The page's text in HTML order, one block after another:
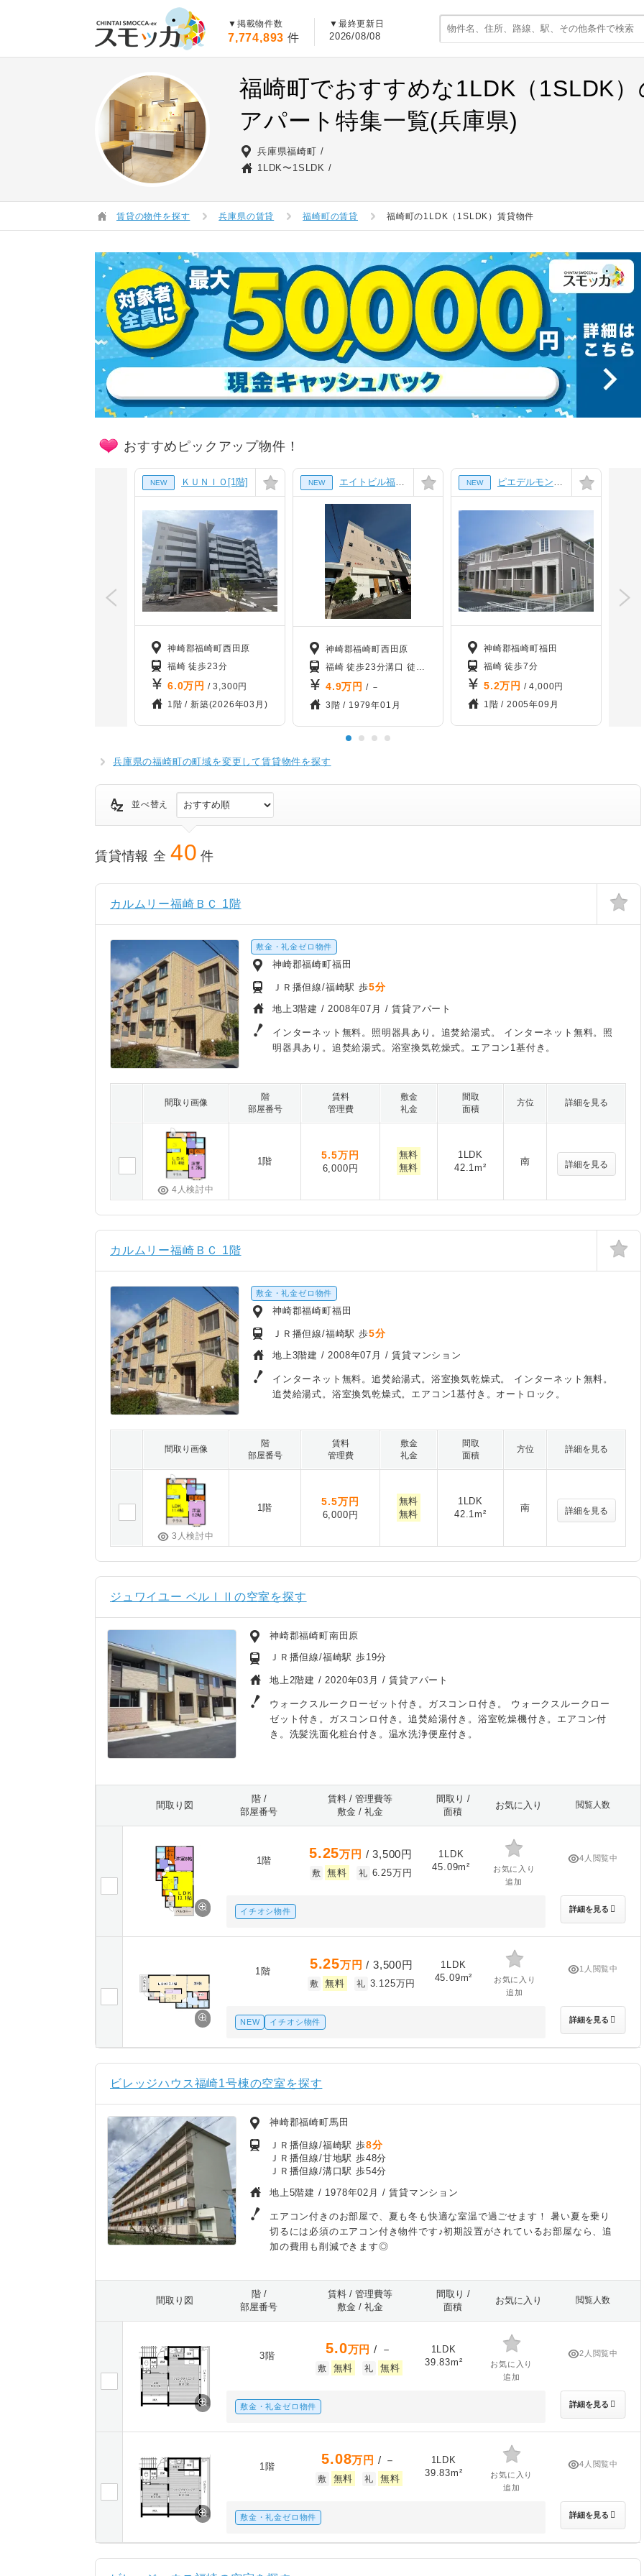
▼掲載物件数
7,774,893 件
▼最終更新日
2026/08/08
福崎町でおすすめな1LDK（1SLDK）
アパート特集一覧(兵庫県)
兵庫県福崎町
1LDK〜1SLDK
賃貸の物件を探す 兵庫県の賃貸 福崎町の賃貸 福崎町の1LDK（1SLDK）賃貸物件
おすすめピックアップ物件！
NEW ＫＵＮＩＯ[1階]
神崎郡福崎町西田原
福崎 徒歩23分
6.0万円 / 3,300円
1階 / 新築(2026年03月)
NEW エイトビル福崎[3階]
神崎郡福崎町西田原
福崎 徒歩23分溝口 徒歩50分 甘地 徒歩60分
4.9万円 / －
3階 / 1979年01月
NEW ピエデルモンテ２[1階]
神崎郡福崎町福田
福崎 徒歩7分
5.2万円 / 4,000円
1階 / 2005年09月
兵庫県の福崎町の町域を変更して賃貸物件を探す
並べ替え
賃貸情報 全 40 件
カルムリー福崎ＢＣ 1階
敷金・礼金ゼロ物件
神崎郡福崎町福田
ＪＲ播但線/福崎駅 歩5分
地上3階建 /2008年07月 / 賃貸アパート
インターネット無料。照明器具あり。追焚給湯式。 インターネット無料。照
明器具あり。追焚給湯式。浴室換気乾燥式。エアコン1基付き。
間取り画像
階
部屋番号
賃料
管理費
敷金
礼金
間取
面積
方位 詳細を見る
4人検討中
1階
5.5万円
6,000円
無料
無料
1LDK
42.1m²
南 詳細を見る
カルムリー福崎ＢＣ 1階
敷金・礼金ゼロ物件
神崎郡福崎町福田
ＪＲ播但線/福崎駅 歩5分
地上3階建 /2008年07月 / 賃貸マンション
インターネット無料。追焚給湯式。浴室換気乾燥式。 インターネット無料。
追焚給湯式。浴室換気乾燥式。エアコン1基付き。オートロック。
間取り画像
階
部屋番号
賃料
管理費
敷金
礼金
間取
面積
方位 詳細を見る
3人検討中
1階
5.5万円
6,000円
無料
無料
1LDK
42.1m²
南 詳細を見る
ジュワイユー ベルⅠⅡの空室を探す
神崎郡福崎町南田原
ＪＲ播但線/福崎駅 歩19分
地上2階建 /2020年03月 / 賃貸アパート
ウォークスルークローゼット付き。ガスコンロ付き。 ウォークスルークロー
ゼット付き。ガスコンロ付き。追焚給湯付き。浴室乾燥機付き。エアコン付
き。洗髪洗面化粧台付き。温水洗浄便座付き。
間取り図
階 /
部屋番号
賃料 / 管理費等
敷金 / 礼金
間取り /
面積
お気に入り 閲覧人数
1階 5.25万円 / 3,500円
敷 無料 礼 6.25万円
1LDK
45.09m²
お気に入り
追加
イチオシ物件
4人閲覧中
詳細を見る
1階 5.25万円 / 3,500円
敷 無料 礼 3.125万円
1LDK
45.09m²
お気に入り
追加
NEW イチオシ物件
1人閲覧中
詳細を見る
ビレッジハウス福崎1号棟の空室を探す
神崎郡福崎町馬田
ＪＲ播但線/福崎駅 歩8分
ＪＲ播但線/甘地駅 歩48分
ＪＲ播但線/溝口駅 歩54分
地上5階建 / 1978年02月 / 賃貸マンション
エアコン付きのお部屋で、夏も冬も快適な室温で過ごせます！ 暑い夏を乗り
切るには必須のエアコン付き物件です♪初期設置がされているお部屋なら、追
加の費用も削減できます◎
間取り図
階 /
部屋番号
賃料 / 管理費等
敷金 / 礼金
間取り /
面積
お気に入り 閲覧人数
3階 5.0万円 / －
敷 無料 礼 無料
1LDK
39.83m²
お気に入り
追加
敷金・礼金ゼロ物件
2人閲覧中
詳細を見る
1階 5.08万円 / －
敷 無料 礼 無料
1LDK
39.83m²
お気に入り
追加
敷金・礼金ゼロ物件
4人閲覧中
詳細を見る